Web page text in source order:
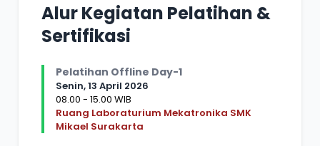
Alur Kegiatan Pelatihan &
Sertifikasi
Pelatihan Offline Day-1
Senin, 13 April 2026
08.00 - 15.00 WIB
Ruang Laboraturium Mekatronika SMK
Mikael Surakarta